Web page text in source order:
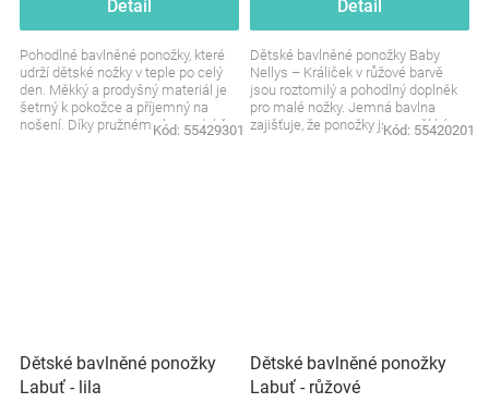
Detail
Pohodlné bavlněné ponožky, které
udrží dětské nožky v teple po celý
den. Měkký a prodyšný materiál je
šetrný k pokožce a příjemný na
nošení. Díky pružnému lemu dobře
Kód: 55429301
Detail
Dětské bavlněné ponožky Baby
Nellys – Králiček v růžové barvě
jsou roztomilý a pohodlný doplněk
pro malé nožky. Jemná bavlna
zajišťuje, že ponožky jsou měkké a
Kód: 55420201
Dětské bavlněné ponožky
Labuť - lila
Dětské bavlněné ponožky
Labuť - růžové